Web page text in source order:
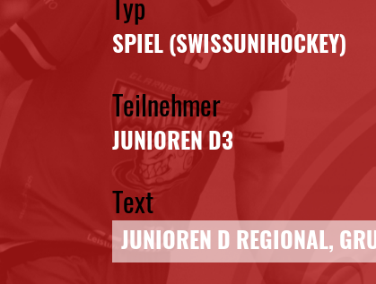
SPIEL (SWISSUNIHOCKEY)
Teilnehmer
JUNIOREN D3
Text
JUNIOREN D REGIONAL,